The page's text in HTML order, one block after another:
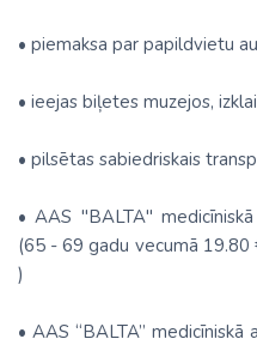
• piemaksa par papildvietu
• ieejas biļetes muzejos,
• pilsētas sabiedriskais
• AAS "BALTA''
(65 - 69 gadu vecumā
)
• AAS “BALTA”